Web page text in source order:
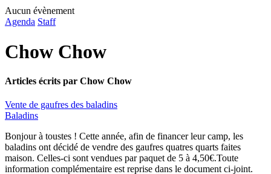
Aucun évènement
Agenda Staff
Chow Chow
Articles écrits par Chow Chow
Vente de gaufres des baladins
Baladins
Bonjour à toustes ! Cette année, afin de financer leur camp, les
baladins ont décidé de vendre des gaufres quatres quarts faites
maison. Celles-ci sont vendues par paquet de 5 à 4,50€.Toute
information complémentaire est reprise dans le document ci-joint.